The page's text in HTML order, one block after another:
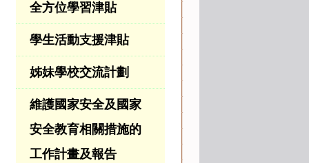
全方位學習津貼
學生活動支援津貼
姊妹學校交流計劃
維護國家安全及國家
安全教育相關措施的
工作計畫及報告